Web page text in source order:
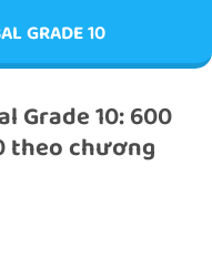
GRADE 10
Grade 10: 600
theo chương